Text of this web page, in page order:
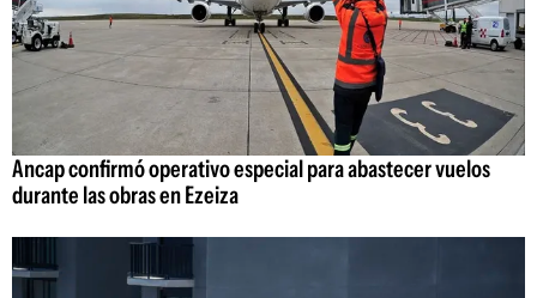
Ancap confirmó operativo especial para abastecer vuelos
durante las obras en Ezeiza